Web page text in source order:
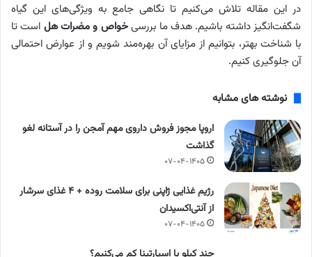
در این مقاله تلاش می‌کنیم تا نگاهی جامع به ویژگی‌های این گیاه
شگفت‌انگیز داشته باشیم. هدف ما بررسیخواص و مضرات هل است تا
با شناخت بهتر، بتوانیم از مزایای آن بهره‌مند شویم و از عوارض احتمالی
آن جلوگیری کنیم.
نوشته های مشابه
اروپا مجوز فروش داروی مهم آمجن را در آستانه لغو
گذاشت
۰۷-۰۴-۱۴۰۵
رژیم غذایی ژاپنی برای سلامت روده + ۴ غذای سرشار
از آنتی‌اکسیدان
۰۷-۰۴-۱۴۰۵